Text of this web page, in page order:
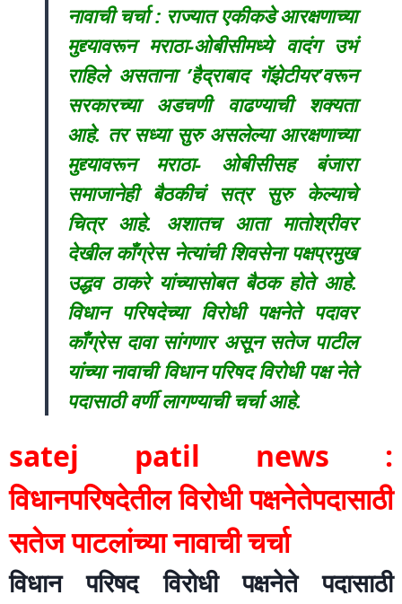
नावाची चर्चा : राज्यात एकीकडे आरक्षणाच्या
मुद्द्यावरून मराठा-ओबीसीमध्ये वादंग उभं
राहिले असताना ’हैद्राबाद गॅझेटीयर’वरून
सरकारच्या अडचणी वाढण्याची शक्यता
आहे. तर सध्या सुरु असलेल्या आरक्षणाच्या
मुद्द्यावरून मराठा- ओबीसीसह बंजारा
समाजानेही बैठकीचं सत्र सुरु केल्याचे
चित्र आहे. अशातच आता मातोश्रीवर
देखील काँग्रेस नेत्यांची शिवसेना पक्षप्रमुख
उद्धव ठाकरे यांच्यासोबत बैठक होते आहे.
विधान परिषदेच्या विरोधी पक्षनेते पदावर
काँग्रेस दावा सांगणार असून सतेज पाटील
यांच्या नावाची विधान परिषद विरोधी पक्ष नेते
पदासाठी वर्णी लागण्याची चर्चा आहे.
satej patil news :
विधानपरिषदेतील विरोधी पक्षनेतेपदासाठी
सतेज पाटलांच्या नावाची चर्चा
विधान परिषद विरोधी पक्षनेते पदासाठी